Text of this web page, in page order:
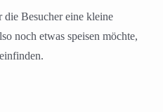
Besucher eine kleine
noch etwas speisen möchte,